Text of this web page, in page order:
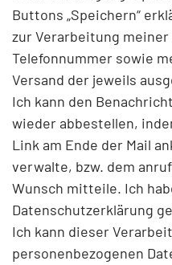
Buttons „Speichern“
zur Verarbeitung meiner
Telefonnummer sowie
Versand der jeweils
Ich kann den
wieder abbestellen,
Link am Ende der Mail
verwalte, bzw. dem
Wunsch mitteile. Ich
Datenschutzerklärung
Ich kann dieser
personenbezogenen